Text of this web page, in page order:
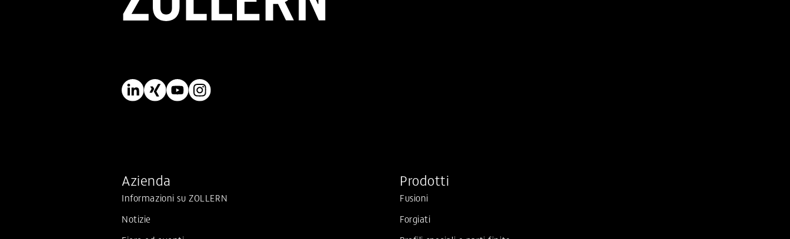
Azienda
Informazioni su ZOLLERN
Notizie
Prodotti
Fusioni
Forgiati